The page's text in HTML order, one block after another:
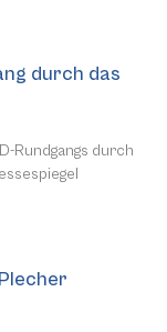
durch das
Rundgangs durch